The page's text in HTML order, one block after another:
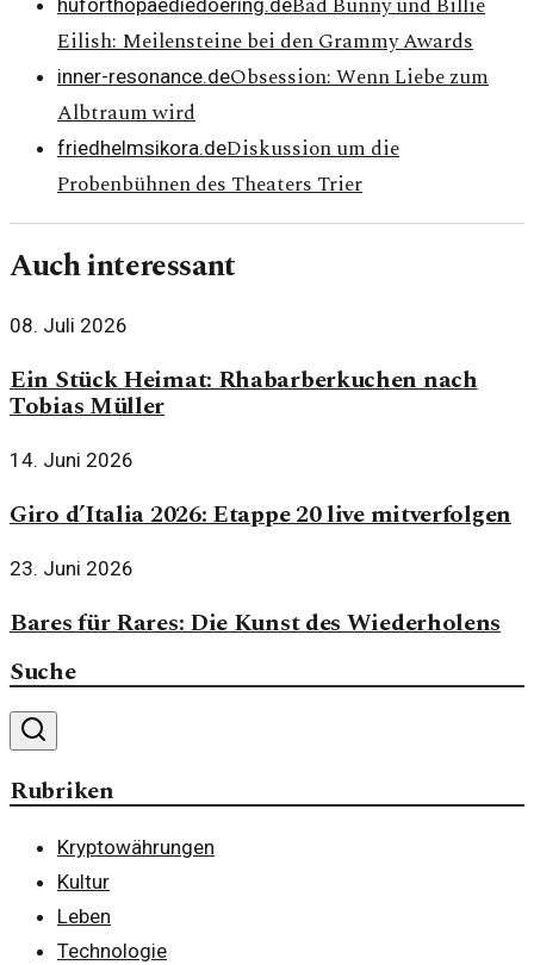
Eilish: Meilensteine bei den Grammy Awards
inner-resonance.deObsession: Wenn Liebe zum
Albtraum wird
friedhelmsikora.deDiskussion um die
Probenbühnen des Theaters Trier
Auch interessant
08. Juli 2026
Ein Stück Heimat: Rhabarberkuchen nach
Tobias Müller
14. Juni 2026
Giro d’Italia 2026: Etappe 20 live mitverfolgen
23. Juni 2026
Bares für Rares: Die Kunst des Wiederholens
Suche
Rubriken
Kryptowährungen
Kultur
Leben
Technologie